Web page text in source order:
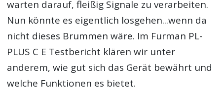
warten darauf, fleißig Signale zu verarbeiten.
Nun könnte es eigentlich losgehen...wenn da
nicht dieses Brummen wäre. Im Furman PL-
PLUS C E Testbericht klären wir unter
anderem, wie gut sich das Gerät bewährt und
welche Funktionen es bietet.